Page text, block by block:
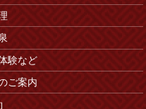
験など
ご案内